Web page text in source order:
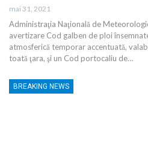
mai 31, 2021
Administraţia Naţională de
avertizare Cod galben de ploi
atmosferică temporar accentuată,
toată ţara, şi un Cod portocaliu de…
BREAKING NEWS